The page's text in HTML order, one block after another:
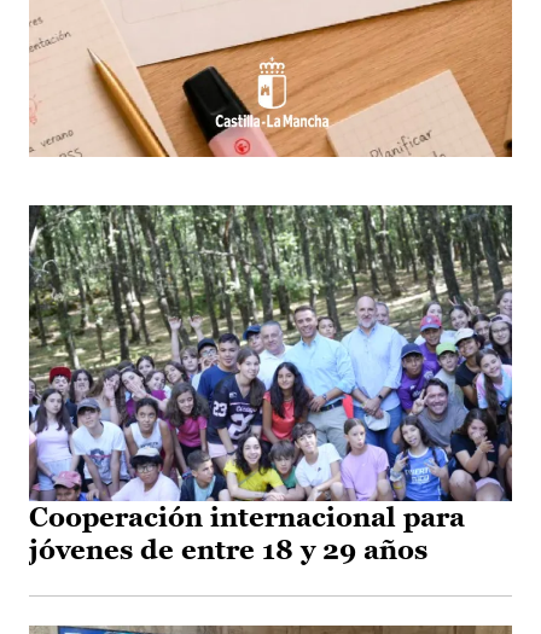
Cooperación internacional para
jóvenes de entre 18 y 29 años